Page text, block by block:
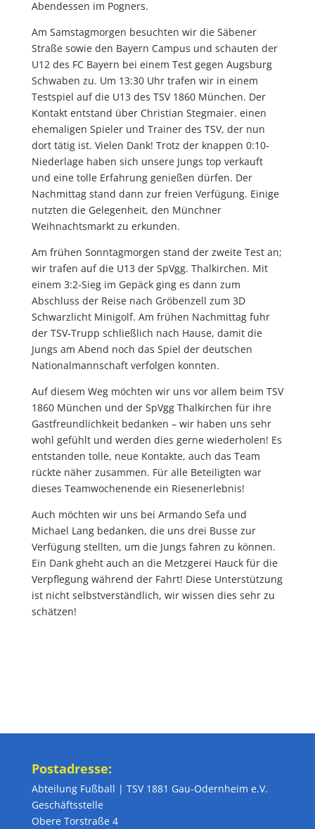
Abendessen im Pogners.
Am Samstagmorgen besuchten wir die Säbener
Straße sowie den Bayern Campus und schauten der
U12 des FC Bayern bei einem Test gegen Augsburg
Schwaben zu. Um 13:30 Uhr trafen wir in einem
Testspiel auf die U13 des TSV 1860 München. Der
Kontakt entstand über Christian Stegmaier. einen
ehemaligen Spieler und Trainer des TSV, der nun
dort tätig ist. Vielen Dank! Trotz der knappen 0:10-
Niederlage haben sich unsere Jungs top verkauft
und eine tolle Erfahrung genießen dürfen. Der
Nachmittag stand dann zur freien Verfügung. Einige
nutzten die Gelegenheit, den Münchner
Weihnachtsmarkt zu erkunden.
Am frühen Sonntagmorgen stand der zweite Test an;
wir trafen auf die U13 der SpVgg. Thalkirchen. Mit
einem 3:2-Sieg im Gepäck ging es dann zum
Abschluss der Reise nach Gröbenzell zum 3D
Schwarzlicht Minigolf. Am frühen Nachmittag fuhr
der TSV-Trupp schließlich nach Hause, damit die
Jungs am Abend noch das Spiel der deutschen
Nationalmannschaft verfolgen konnten.
Auf diesem Weg möchten wir uns vor allem beim TSV
1860 München und der SpVgg Thalkirchen für ihre
Gastfreundlichkeit bedanken – wir haben uns sehr
wohl gefühlt und werden dies gerne wiederholen! Es
entstanden tolle, neue Kontakte, auch das Team
rückte näher zusammen. Für alle Beteiligten war
dieses Teamwochenende ein Riesenerlebnis!
Auch möchten wir uns bei Armando Sefa und
Michael Lang bedanken, die uns drei Busse zur
Verfügung stellten, um die Jungs fahren zu können.
Ein Dank gheht auch an die Metzgerei Hauck für die
Verpflegung während der Fahrt! Diese Unterstützung
ist nicht selbstverständlich, wir wissen dies sehr zu
schätzen!
Postadresse:
Abteilung Fußball | TSV 1881 Gau-Odernheim e.V.
Geschäftsstelle
Obere Torstraße 4